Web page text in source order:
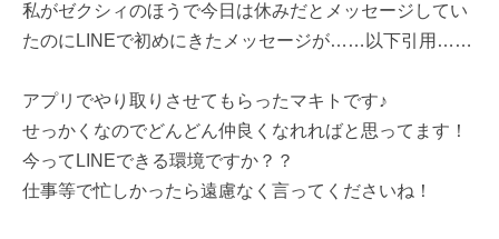
私がゼクシィのほうで今日は休みだとメッセージしてい
たのにLINEで初めにきたメッセージが……以下引用……
アプリでやり取りさせてもらったマキトです♪
せっかくなのでどんどん仲良くなれればと思ってます！
今ってLINEできる環境ですか？？
仕事等で忙しかったら遠慮なく言ってくださいね！